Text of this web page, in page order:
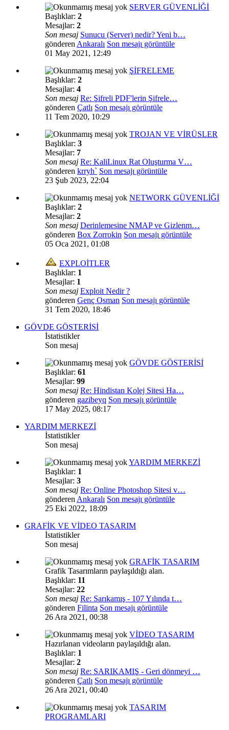
SERVER GÜVENLİĞİ
Başlıklar: 2
Mesajlar: 2
Son mesaj Sunucu (Server) nedir? Yeni b…
gönderen Ankaralı Son mesajı görüntüle
01 May 2021, 12:49
ŞİFRELEME
Başlıklar: 2
Mesajlar: 4
Son mesaj Re: Şifreli PDF'lerin Şifrele…
gönderen Çatlı Son mesajı görüntüle
11 Tem 2020, 10:29
TROJAN VE VİRÜSLER
Başlıklar: 3
Mesajlar: 7
Son mesaj Re: KaliLinux Rat Oluşturma V…
gönderen krryh` Son mesajı görüntüle
23 Şub 2023, 22:04
NETWORK GÜVENLİĞİ
Başlıklar: 2
Mesajlar: 2
Son mesaj Derinlemesine NMAP ve Gizlenm…
gönderen Box Zorrokin Son mesajı görüntüle
05 Oca 2021, 01:08
EXPLOİTLER
Başlıklar: 1
Mesajlar: 1
Son mesaj Exploit Nedir ?
gönderen Genç Osman Son mesajı görüntüle
31 Tem 2020, 18:46
GÖVDE GÖSTERİSİ
İstatistikler
Son mesaj
GÖVDE GÖSTERİSİ
Başlıklar: 61
Mesajlar: 99
Son mesaj Re: Hindistan Kolej Sitesi Ha…
gönderen gazibeyq Son mesajı görüntüle
17 May 2025, 08:17
YARDIM MERKEZİ
İstatistikler
Son mesaj
YARDIM MERKEZİ
Başlıklar: 1
Mesajlar: 3
Son mesaj Re: Online Photoshop Sitesi v…
gönderen Ankaralı Son mesajı görüntüle
25 Eki 2022, 18:09
GRAFİK VE VİDEO TASARIM
İstatistikler
Son mesaj
GRAFİK TASARIM
Grafik Tasarımların paylaşıldığı alan.
Başlıklar: 11
Mesajlar: 22
Son mesaj Re: Sarıkamış - 107 Yılında t…
gönderen Filinta Son mesajı görüntüle
26 Ara 2021, 00:38
VİDEO TASARIM
Hazırlanan videoların paylaşıldığı alan.
Başlıklar: 1
Mesajlar: 2
Son mesaj Re: SARIKAMIŞ - Geri dönmeyi …
gönderen Çatlı Son mesajı görüntüle
26 Ara 2021, 00:40
TASARIM
PROGRAMLARI